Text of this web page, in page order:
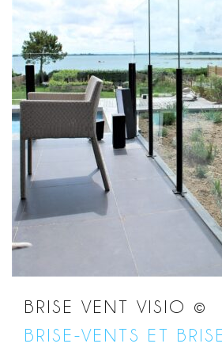
BRISE VENT VISIO ©
BRISE-VENTS ET